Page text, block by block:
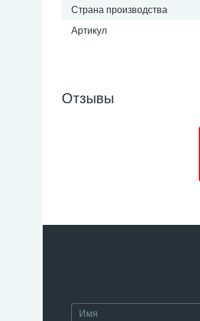
Страна производства
Артикул
Отзывы